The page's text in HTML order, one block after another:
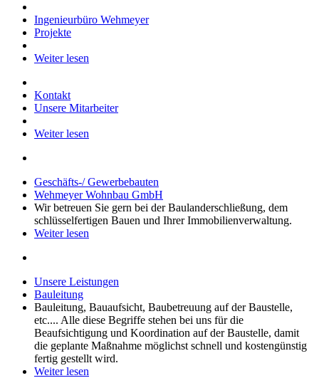
Ingenieurbüro Wehmeyer
Projekte
Weiter lesen
Kontakt
Unsere Mitarbeiter
Weiter lesen
Geschäfts-/ Gewerbebauten
Wehmeyer Wohnbau GmbH
Wir betreuen Sie gern bei der Baulanderschließung, dem
schlüsselfertigen Bauen und Ihrer Immobilienverwaltung.
Weiter lesen
Unsere Leistungen
Bauleitung
Bauleitung, Bauaufsicht, Baubetreuung auf der Baustelle,
etc.... Alle diese Begriffe stehen bei uns für die
Beaufsichtigung und Koordination auf der Baustelle, damit
die geplante Maßnahme möglichst schnell und kostengünstig
fertig gestellt wird.
Weiter lesen